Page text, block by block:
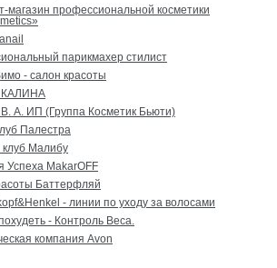
магазин профессиональной косметики
парикмахер стилист
- салон красоты
КАЛИНА
А. ИП (Группа Косметик Бьюти)
Палестра
Малибу
Успеха MakarOFF
Баттерфляй
- линии по уходу за волосами
- Контроль Веса.
компания Avon